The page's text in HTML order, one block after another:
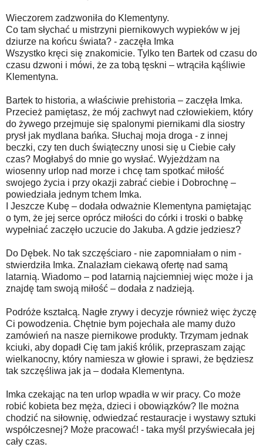
Wieczorem zadzwoniła do Klementyny.
Co tam słychać u mistrzyni piernikowych wypieków w jej
dziurze na końcu świata? - zaczęła Imka
Wszystko kręci się znakomicie. Tylko ten Bartek od czasu do
czasu dzwoni i mówi, że za tobą tęskni – wtrąciła kąśliwie
Klementyna.
Bartek to historia, a właściwie prehistoria – zaczęła Imka.
Przecież pamiętasz, że mój zachwyt nad człowiekiem, który
do żywego przejmuje się spalonymi piernikami dla siostry
prysł jak mydlana bańka. Słuchaj moja droga - z innej
beczki, czy ten duch świąteczny unosi się u Ciebie cały
czas? Mogłabyś do mnie go wysłać. Wyjeżdżam na
wiosenny urlop nad morze i chcę tam spotkać miłość
swojego życia i przy okazji zabrać ciebie i Dobrochnę –
powiedziała jednym tchem Imka.
I Jeszcze Kubę – dodała odważnie Klementyna pamiętając
o tym, że jej serce oprócz miłości do córki i troski o babkę
wypełniać zaczęło uczucie do Jakuba. A gdzie jedziesz?
Do Dębek. No tak szczęściaro - nie zapomniałam o nim -
stwierdziła Imka. Znalazłam ciekawą ofertę nad samą
latarnią. Wiadomo – pod latarnią najciemniej więc może i ja
znajdę tam swoją miłość – dodała z nadzieją.
Podróże kształcą. Nagłe zrywy i decyzje również więc życzę
Ci powodzenia. Chętnie bym pojechała ale mamy dużo
zamówień na nasze piernikowe produkty. Trzymam jednak
kciuki, aby dopadł Cię tam jakiś królik, przepraszam zając
wielkanocny, który namiesza w głowie i sprawi, że będziesz
tak szczęśliwa jak ja – dodała Klementyna.
Imka czekając na ten urlop wpadła w wir pracy. Co może
robić kobieta bez męża, dzieci i obowiązków? Ile można
chodzić na siłownię, odwiedzać restauracje i wystawy sztuki
współczesnej? Może pracować! - taka myśl przyświecała jej
cały czas.